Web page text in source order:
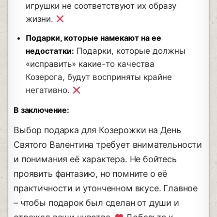
игрушки не соответствуют их образу
жизни.
Подарки, которые намекают на ее
недостатки: Подарки, которые должны
«исправить» какие-то качества
Козерога, будут восприняты крайне
негативно.
В заключение:
Выбор подарка для Козерожки на День
Святого Валентина требует внимательности
и понимания её характера. Не бойтесь
проявить фантазию, но помните о её
практичности и утонченном вкусе. Главное
– чтобы подарок был сделан от души и